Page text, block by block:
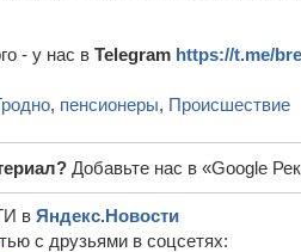
- у нас в Telegram https://t.me/
, пенсионеры, Происшествие
Добавьте нас в «Google
в Яндекс.Новости
с друзьями в соцсетях: